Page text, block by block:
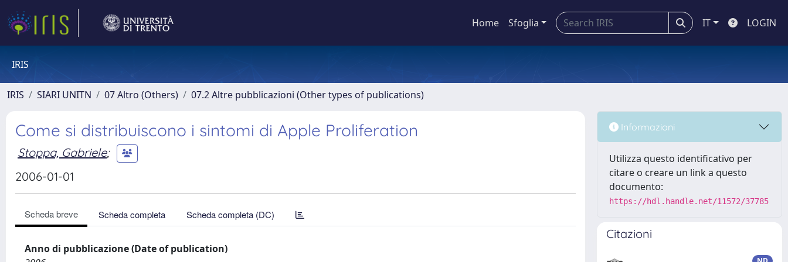
Home Sfoglia IT LOGIN
IRIS
IRIS SIARI UNITN 07 Altro (Others) 07.2 Altre pubblicazioni (Other types of publications)
Come si distribuiscono i sintomi di Apple Proliferation
Stoppa, Gabriele;
2006-01-01
Scheda breve Scheda completa Scheda completa (DC)
Anno di pubblicazione (Date of publication)
Informazioni
Utilizza questo identificativo per
citare o creare un link a questo
documento:
https://hdl.handle.net/11572/37785
Citazioni